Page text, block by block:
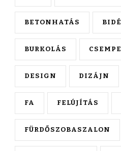
BETONHATÁS BIDÉ
BURKOLÁS CSEMPE
DESIGN DIZÁJN
FA FELÚJÍTÁS
FÜRDŐSZOBASZALON